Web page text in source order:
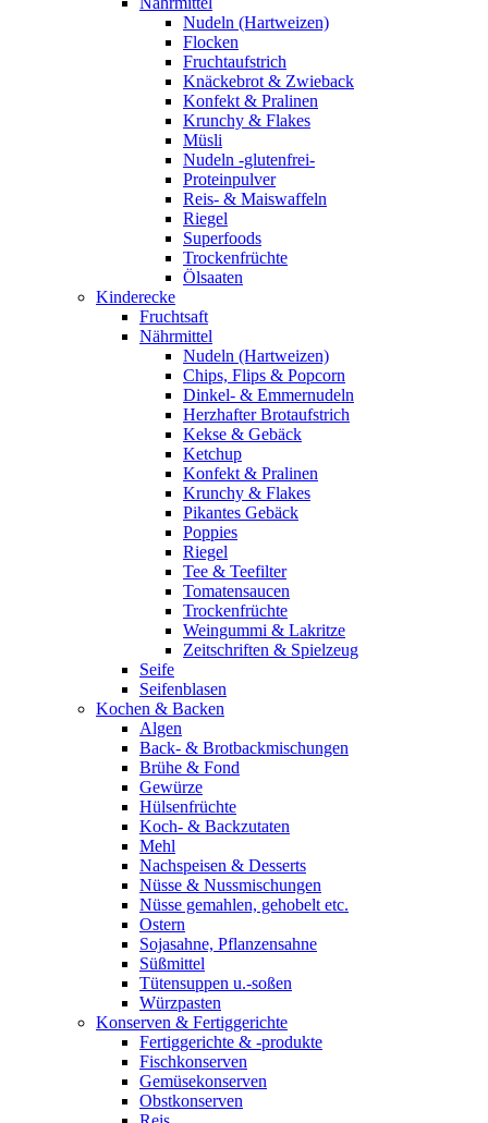
Nudeln (Hartweizen)
Flocken
Fruchtaufstrich
Knäckebrot & Zwieback
Konfekt & Pralinen
Krunchy & Flakes
Müsli
Nudeln -glutenfrei-
Proteinpulver
Reis- & Maiswaffeln
Riegel
Superfoods
Trockenfrüchte
Ölsaaten
Kinderecke
Fruchtsaft
Nährmittel
Nudeln (Hartweizen)
Chips, Flips & Popcorn
Dinkel- & Emmernudeln
Herzhafter Brotaufstrich
Kekse & Gebäck
Ketchup
Konfekt & Pralinen
Krunchy & Flakes
Pikantes Gebäck
Poppies
Riegel
Tee & Teefilter
Tomatensaucen
Trockenfrüchte
Weingummi & Lakritze
Zeitschriften & Spielzeug
Seife
Seifenblasen
Kochen & Backen
Algen
Back- & Brotbackmischungen
Brühe & Fond
Gewürze
Hülsenfrüchte
Koch- & Backzutaten
Mehl
Nachspeisen & Desserts
Nüsse & Nussmischungen
Nüsse gemahlen, gehobelt etc.
Ostern
Sojasahne, Pflanzensahne
Süßmittel
Tütensuppen u.-soßen
Würzpasten
Konserven & Fertiggerichte
Fertiggerichte & -produkte
Fischkonserven
Gemüsekonserven
Obstkonserven